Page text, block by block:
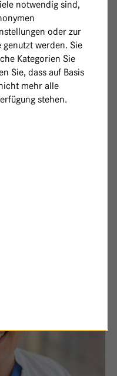
notwendig sind,
oder zur
werden. Sie
Kategorien Sie
Sie, dass auf Basis
mehr alle
stehen.